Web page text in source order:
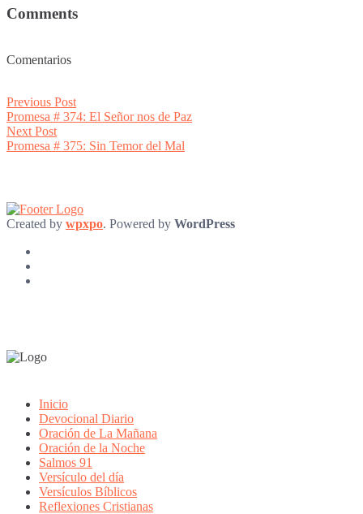
Comments
Comentarios
Post
navigation
Previous PostPrevious
post:
Promesa # 374: El Señor nos de Paz
Next PostNext
post:
Promesa # 375: Sin Temor del Mal
Created by wpxpo. Powered by WordPress
Inicio
Devocional Diario
Oración de La Mañana
Oración de la Noche
Salmos 91
Versículo del día
Versículos Bíblicos
Reflexiones Cristianas